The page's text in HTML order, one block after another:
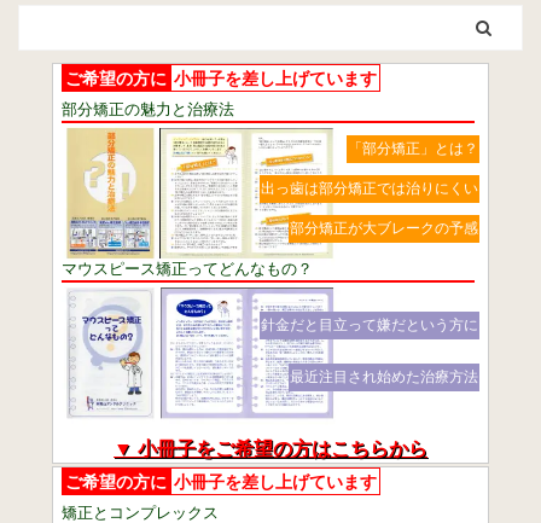
ご希望の方に 小冊子を差し上げています
部分矯正の魅力と治療法
「部分矯正」とは？
出っ歯は部分矯正では治りにくい
部分矯正が大ブレークの予感
マウスピース矯正ってどんなもの？
針金だと目立って嫌だという方に
最近注目され始めた治療方法
▼ 小冊子をご希望の方はこちらから
ご希望の方に 小冊子を差し上げています
矯正とコンプレックス